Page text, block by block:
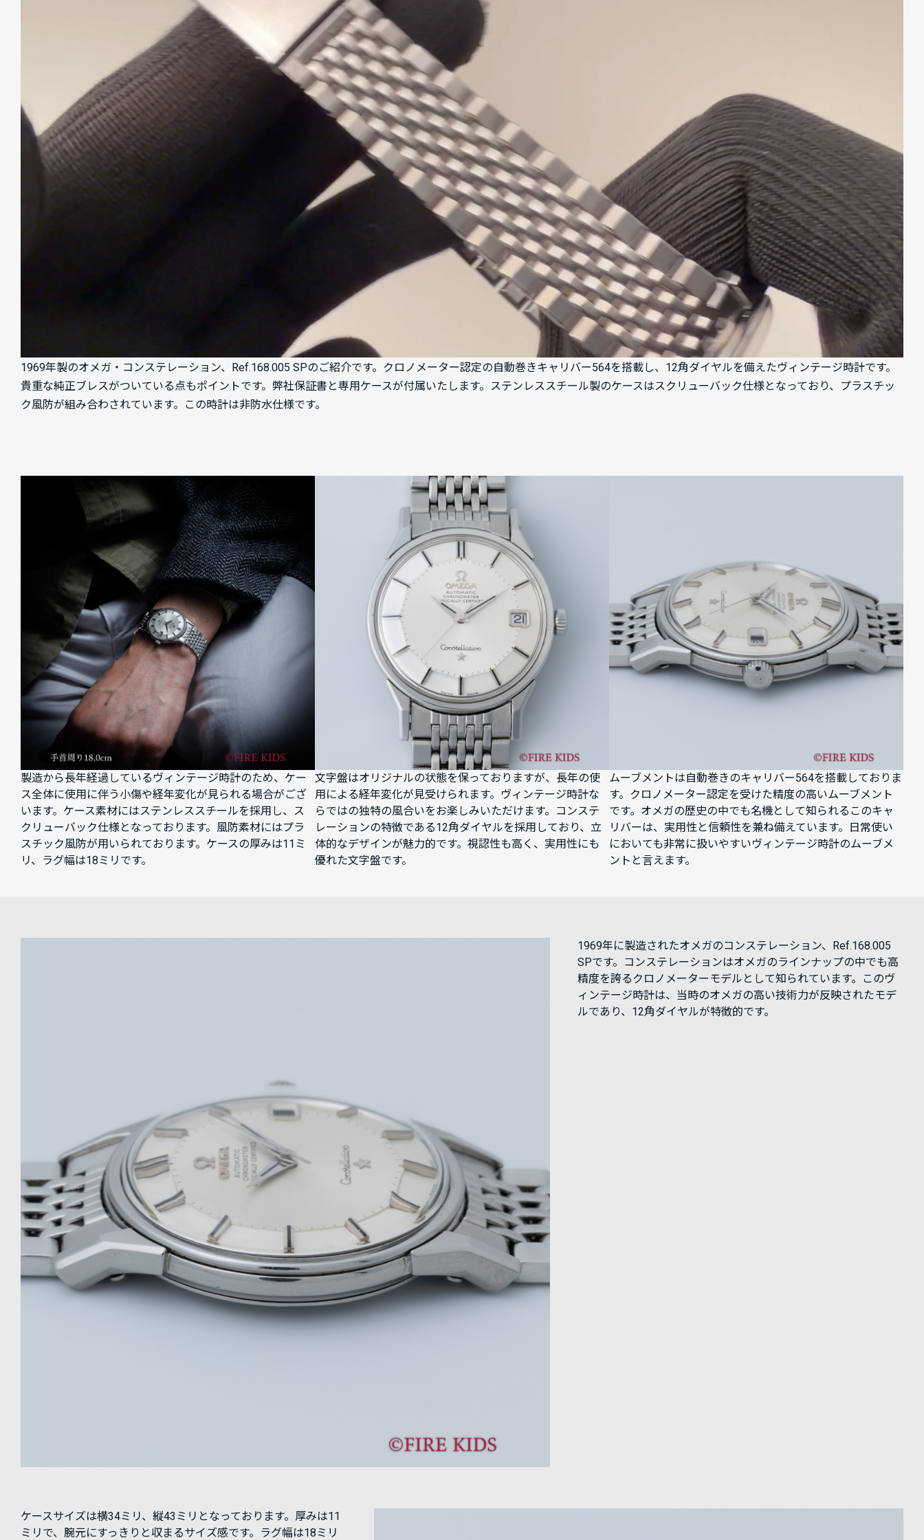
1969年製のオメガ・コンステレーション、Ref.168.005 SPのご紹介です。クロノメーター認定の自動巻きキャリバー564を搭載し、12角ダイヤルを備えたヴィンテージ時計です。
貴重な純正ブレスがついている点もポイントです。弊社保証書と専用ケースが付属いたします。ステンレススチール製のケースはスクリューバック仕様となっており、プラスチッ
ク風防が組み合わされています。この時計は非防水仕様です。
製造から長年経過しているヴィンテージ時計のため、ケー
ス全体に使用に伴う小傷や経年変化が見られる場合がござ
います。ケース素材にはステンレススチールを採用し、ス
クリューバック仕様となっております。風防素材にはプラ
スチック風防が用いられております。ケースの厚みは11ミ
リ、ラグ幅は18ミリです。
文字盤はオリジナルの状態を保っておりますが、長年の使
用による経年変化が見受けられます。ヴィンテージ時計な
らではの独特の風合いをお楽しみいただけます。コンステ
レーションの特徴である12角ダイヤルを採用しており、立
体的なデザインが魅力的です。視認性も高く、実用性にも
優れた文字盤です。
ムーブメントは自動巻きのキャリバー564を搭載しておりま
す。クロノメーター認定を受けた精度の高いムーブメント
です。オメガの歴史の中でも名機として知られるこのキャ
リバーは、実用性と信頼性を兼ね備えています。日常使い
においても非常に扱いやすいヴィンテージ時計のムーブメ
ントと言えます。
1969年に製造されたオメガのコンステレーション、Ref.168.005
SPです。コンステレーションはオメガのラインナップの中でも高
精度を誇るクロノメーターモデルとして知られています。このヴ
ィンテージ時計は、当時のオメガの高い技術力が反映されたモデ
ルであり、12角ダイヤルが特徴的です。
ケースサイズは横34ミリ、縦43ミリとなっております。厚みは11
ミリで、腕元にすっきりと収まるサイズ感です。ラグ幅は18ミリ